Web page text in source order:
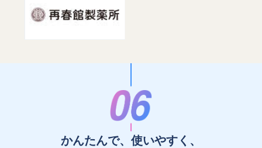
かんたんで、使いやすく、